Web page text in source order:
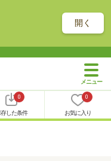
開く
0
した条件
0
お気に入り